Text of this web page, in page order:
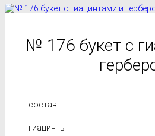
№ 176 букет с
состав:
гиацинты